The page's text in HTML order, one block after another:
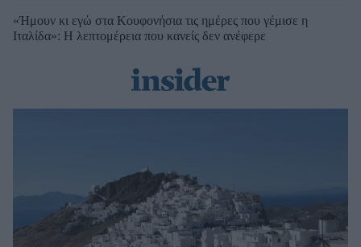
«Ήμουν κι εγώ στα Κουφονήσια τις ημέρες που γέμισε η
Ιταλίδα»: Η λεπτομέρεια που κανείς δεν ανέφερε